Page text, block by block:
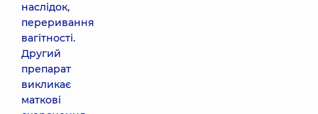
наслідок,
переривання
вагітності.
Другий
препарат
викликає
маткові